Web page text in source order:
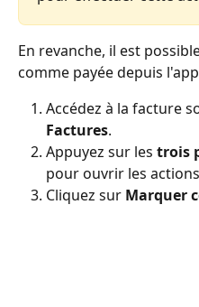
En revanche, il est
comme payée depuis
Accédez à la facture
Factures.
Appuyez sur les trois
pour ouvrir les
Cliquez sur Marquer